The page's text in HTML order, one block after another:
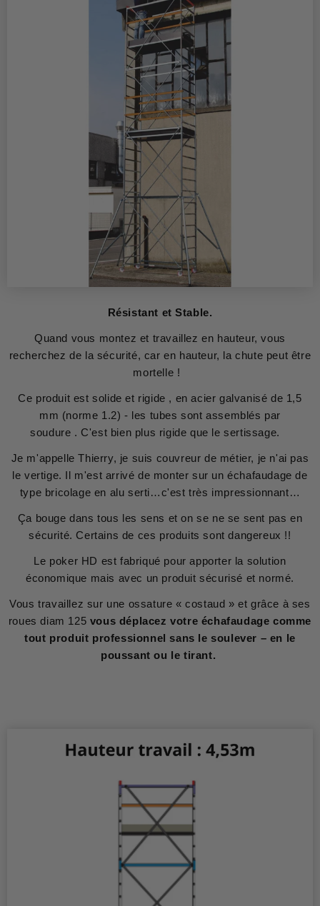
Résistant et Stable.
Quand vous montez et travaillez en hauteur, vous
recherchez de la sécurité, car en hauteur, la chute peut être
mortelle !
Ce produit est solide et rigide , en acier galvanisé de 1,5
mm (norme 1.2) - les tubes sont assemblés par
soudure . C'est bien plus rigide que le sertissage.
Je m'appelle Thierry, je suis couvreur de métier, je n'ai pas
le vertige. Il m'est arrivé de monter sur un échafaudage de
type bricolage en alu serti…c'est très impressionnant…
Ça bouge dans tous les sens et on se ne se sent pas en
sécurité. Certains de ces produits sont dangereux !!
Le poker HD est fabriqué pour apporter la solution
économique mais avec un produit sécurisé et normé.
Vous travaillez sur une ossature « costaud » et grâce à ses
roues diam 125 vous déplacez votre échafaudage comme
tout produit professionnel sans le soulever – en le
poussant ou le tirant.